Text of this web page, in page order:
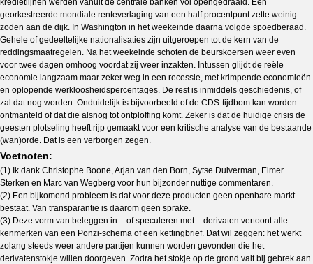
kredietlijnen werden vanuit de centrale banken vol opengedraaid. Een
georkestreerde mondiale renteverlaging van een half procentpunt zette weinig
zoden aan de dijk. In Washington in het weekeinde daarna volgde spoedberaad.
Gehele of gedeeltelijke nationalisaties zijn uitgeroepen tot de kern van de
reddingsmaatregelen. Na het weekeinde schoten de beurskoersen weer even
voor twee dagen omhoog voordat zij weer inzakten. Intussen glijdt de reële
economie langzaam maar zeker weg in een recessie, met krimpende economieën
en oplopende werkloosheidspercentages. De rest is inmiddels geschiedenis, of
zal dat nog worden. Onduidelijk is bijvoorbeeld of de CDS-tijdbom kan worden
ontmanteld of dat die alsnog tot ontploffing komt. Zeker is dat de huidige crisis de
geesten plotseling heeft rijp gemaakt voor een kritische analyse van de bestaande
(wan)orde. Dat is een verborgen zegen.
Voetnoten:
(1) Ik dank Christophe Boone, Arjan van den Born, Sytse Duiverman, Elmer
Sterken en Marc van Wegberg voor hun bijzonder nuttige commentaren.
(2) Een bijkomend probleem is dat voor deze producten geen openbare markt
bestaat. Van transparantie is daarom geen sprake.
(3) Deze vorm van beleggen in – of speculeren met – derivaten vertoont alle
kenmerken van een Ponzi-schema of een kettingbrief. Dat wil zeggen: het werkt
zolang steeds weer andere partijen kunnen worden gevonden die het
derivatenstokje willen doorgeven. Zodra het stokje op de grond valt bij gebrek aan